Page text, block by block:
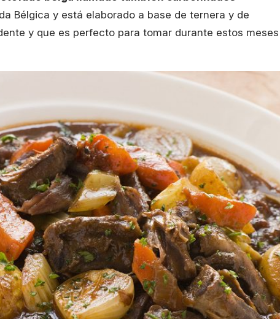
Bélgica y está elaborado a base de ternera y de
y que es perfecto para tomar durante estos meses